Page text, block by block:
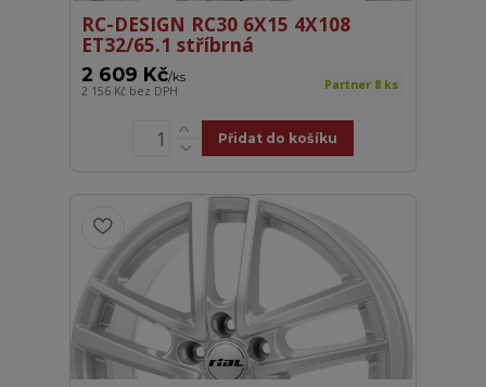
RC-DESIGN RC30 6X15 4X108
ET32/65.1 stříbrná
2 609 Kč/ks
2 156 Kč bez DPH Partner 8 ks
Přidat do košíku